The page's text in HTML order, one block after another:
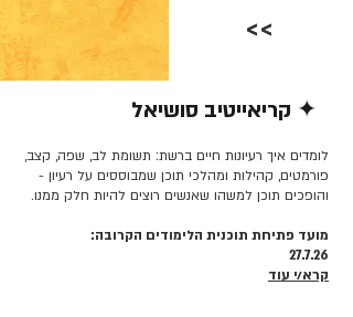
>>
✦ קריאייטיב סושיאל
לומדים איך רעיונות חיים ברשת: תשומת לב, שפה, קצב,
פורמטים, קהילות ומהלכי תוכן שמבוססים על רעיון -
והופכים תוכן למשהו שאנשים רוצים להיות חלק ממנו.
מועד פתיחת תוכנית הלימודים הקרובה:
27.7.26
קרא/י עוד